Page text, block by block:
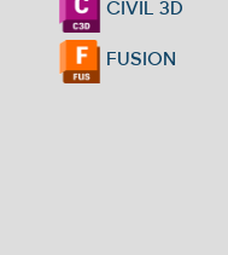
CIVIL 3D
FUSION